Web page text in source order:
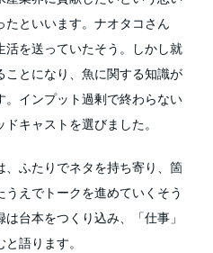
といいます。ナオタコさん
を送っていたそう。しかし就
とになり、魚に関する知識が
。インプット過剰で終わらない
キャストを選びました。
ふたりでネタを持ち寄り、箇
えでトークを進めていくそう
台本をつくり込み、「仕事」
語ります。